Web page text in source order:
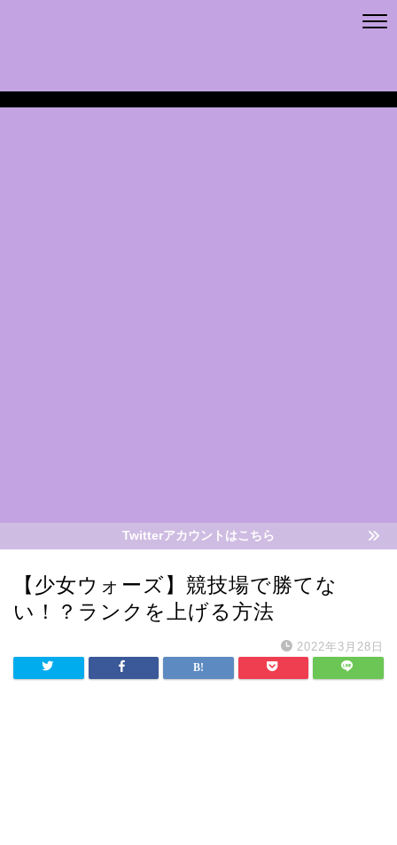
Twitterアカウントはこちら
【少女ウォーズ】競技場で勝てな
い！？ランクを上げる方法
2022年3月28日